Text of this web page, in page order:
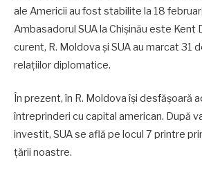
ale Americii au fost stabilite la 18
Ambasadorul SUA la Chișinău este Kent
curent, R. Moldova și SUA au marcat 31
relațiilor diplomatice.
În prezent, în R. Moldova își desfășoară
întreprinderi cu capital american. După
investit, SUA se află pe locul 7 printre
țării noastre.